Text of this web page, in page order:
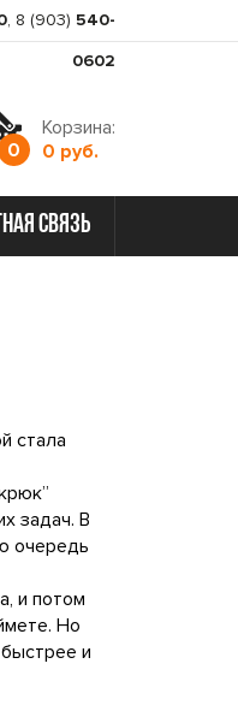
, 8 (903) 540-
0602
0
Корзина:
0 руб.
связь
стала
задач. В
очередь
и потом
Но
и